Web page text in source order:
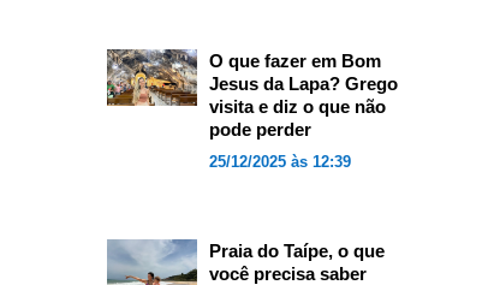
O que fazer em Bom
Jesus da Lapa? Grego
visita e diz o que não
pode perder
25/12/2025 às 12:39
Praia do Taípe, o que
você precisa saber